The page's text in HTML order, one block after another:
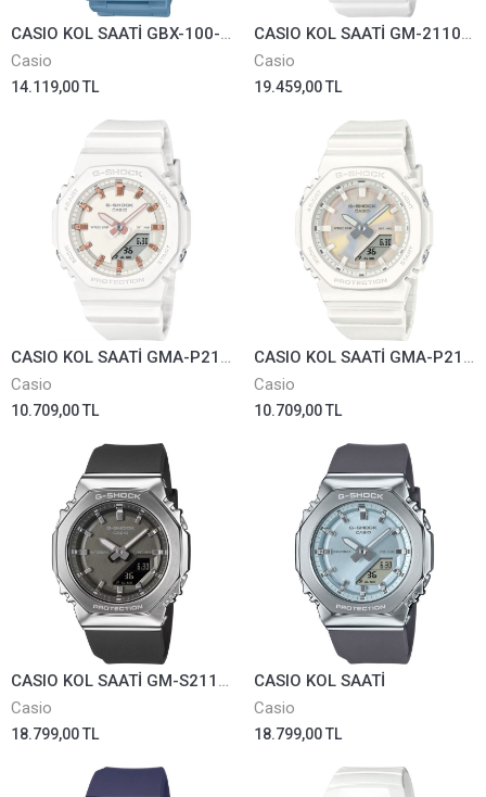
CASIO KOL SAATİ GBX-100-2ADR
Casio
14.119,00 TL
CASIO KOL SAATİ GM-2110SH-7ADR
Casio
19.459,00 TL
CASIO KOL SAATİ GMA-P2100M-7ADR
Casio
10.709,00 TL
CASIO KOL SAATİ GMA-P2100PC-7ADR
Casio
10.709,00 TL
CASIO KOL SAATİ GM-S2110-1A1DR
Casio
18.799,00 TL
CASIO KOL SAATİ
Casio
18.799,00 TL